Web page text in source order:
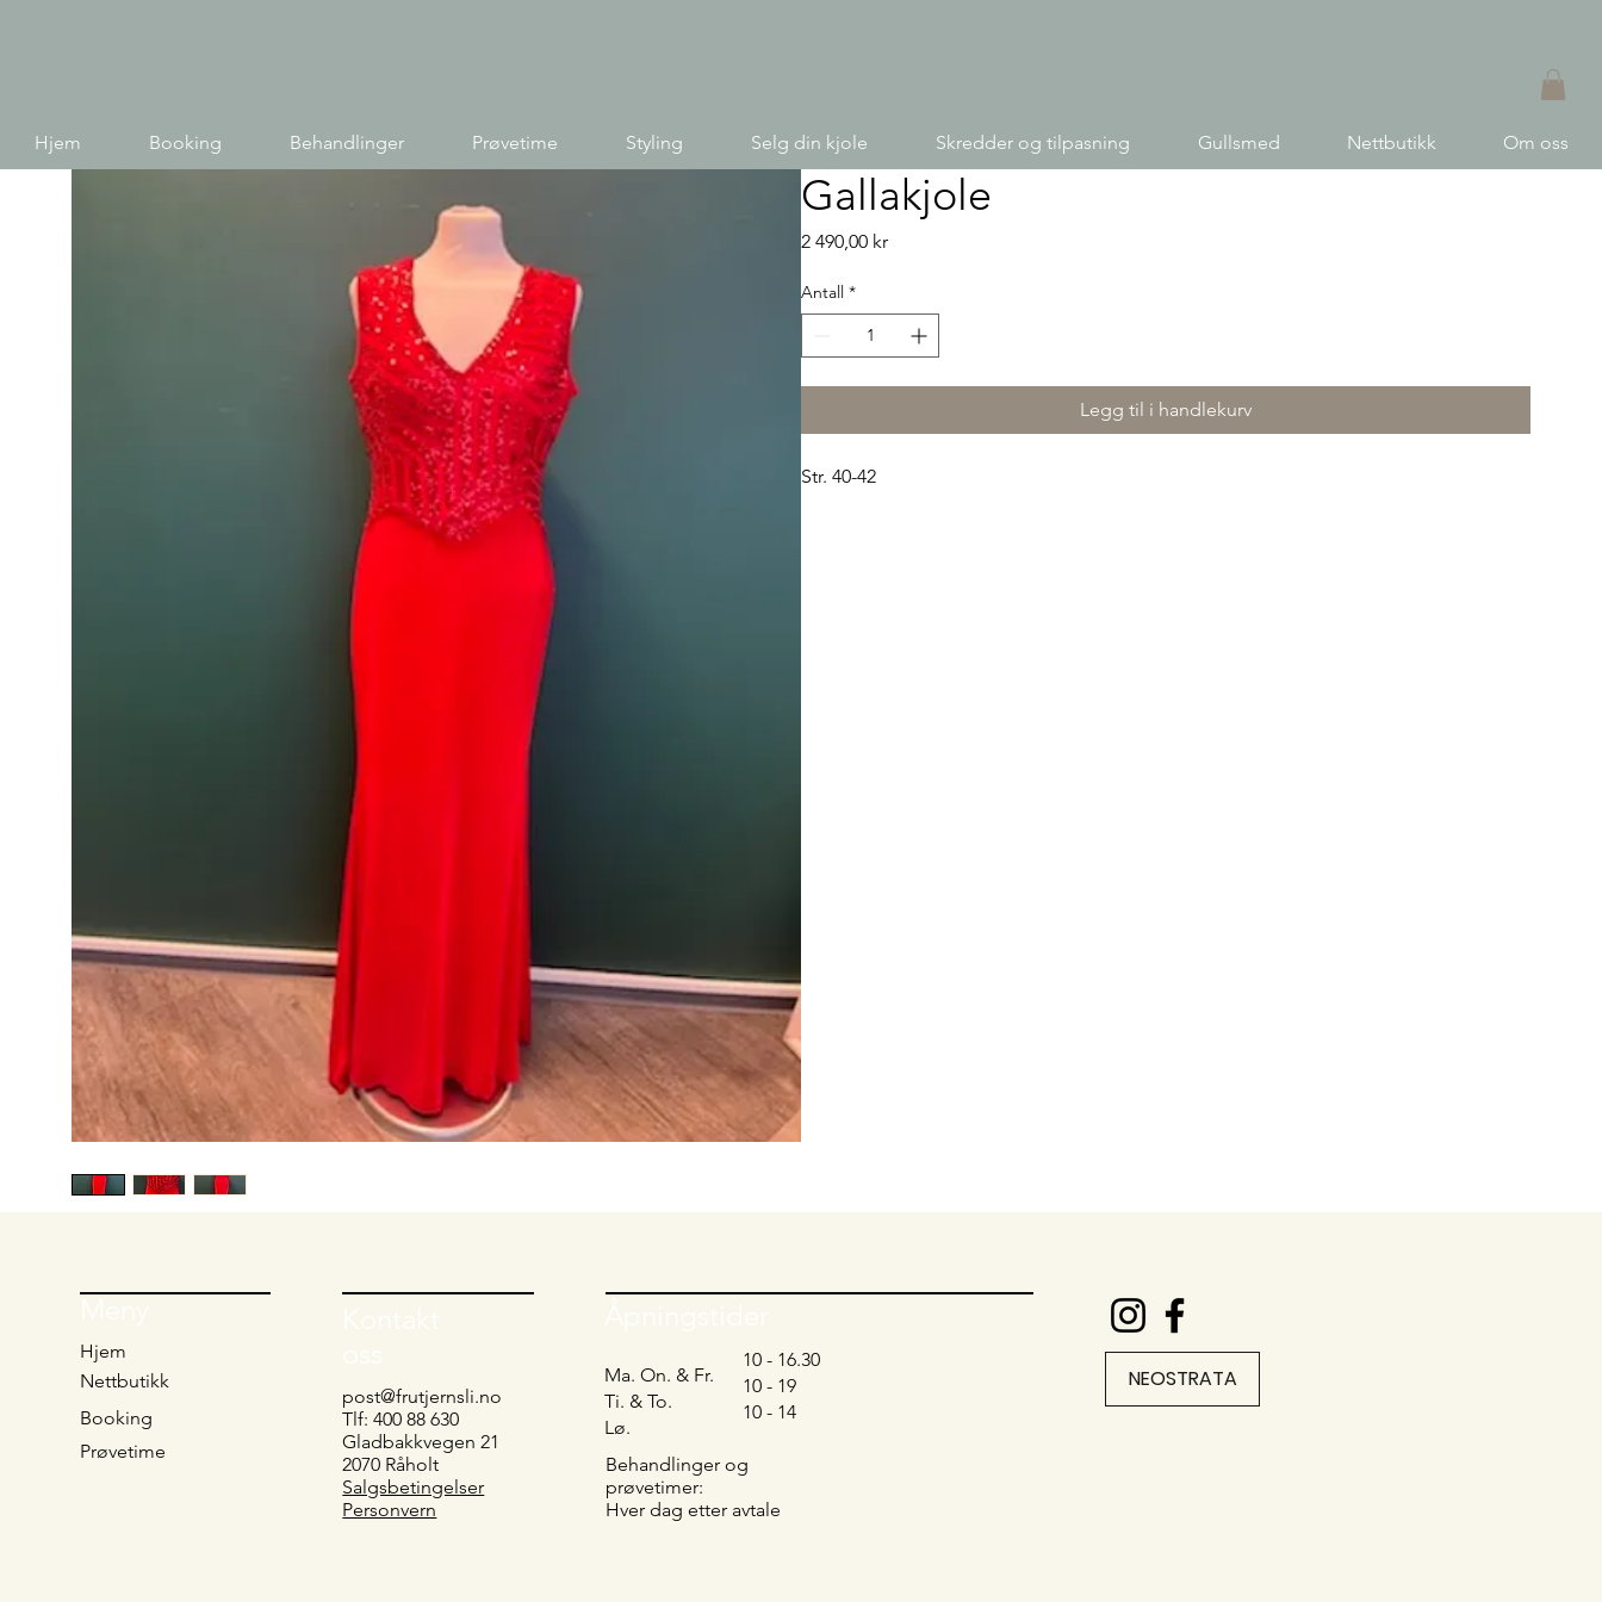
Hjem Booking Behandlinger Prøvetime Styling Selg din kjole Skredder og tilpasning Gullsmed Nettbutikk Om oss
Gallakjole
2 490,00 krPris
Antall *
Legg til i handlekurv
Str. 40-42
post@frutjernsli.no
Tlf: 400 88 630
Gladbakkvegen 21
2070 Råholt
Salgsbetingelser
Personvern
Hjem
Nettbutikk
Booking
Prøvetime
NEOSTRATA
Ma. On. & Fr.
Ti. & To.
Lø.
10 - 16.30
10 - 19
10 - 14
Behandlinger og
prøvetimer:
Hver dag etter avtale